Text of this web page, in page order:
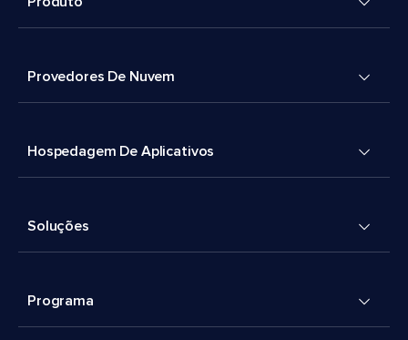
Provedores De Nuvem
Hospedagem De Aplicativos
Soluções
Programa